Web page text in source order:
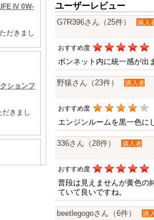
ユーザーレビュー
G7R396さん（25件） 購入
おすすめ度
ボンネット内に統一感が出
野猿さん（23件） 購入者
おすすめ度
エンジンルームを黒一色に
336さん（28件） 購入者
おすすめ度
普段は見えませんが黄色の
ていて良いですね。
beetlegogoさん（6件） 購